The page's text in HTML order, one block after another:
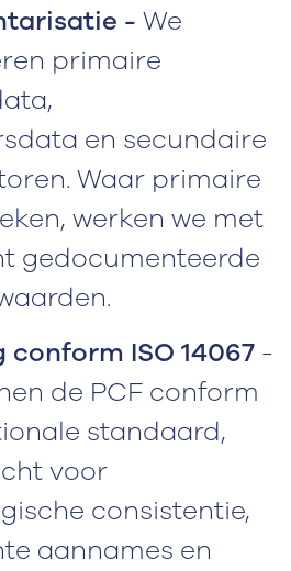
- We
primaire
en secundaire
Waar primaire
werken we met
gedocumenteerde
conform ISO 14067 -
de PCF conform
standaard,
voor
consistentie,
aannames en